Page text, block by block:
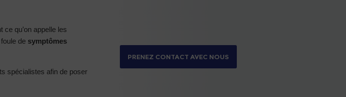
ce qu’on appelle les
de symptômes
spécialistes afin de poser
PRENEZ CONTACT AVEC NOUS